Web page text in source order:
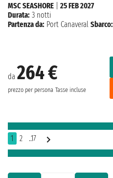
da 264 €
prezzo per persona Tasse incluse
MSC SEASHORE
25 FEB 2027
Durata: 3 notti
Partenza da: Port Canaveral Sbarco:
1 2 ..17